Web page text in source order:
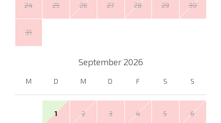
24 25 26 27 28 29 30
31
September 2026
M D M D F S S
1 2 3 4 5 6